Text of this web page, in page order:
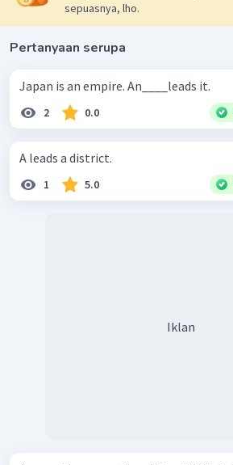
sepuasnya, lho.
Pertanyaan serupa
Japan is an empire. An____leads it.
2 0.0
A leads a district.
1 5.0
Iklan